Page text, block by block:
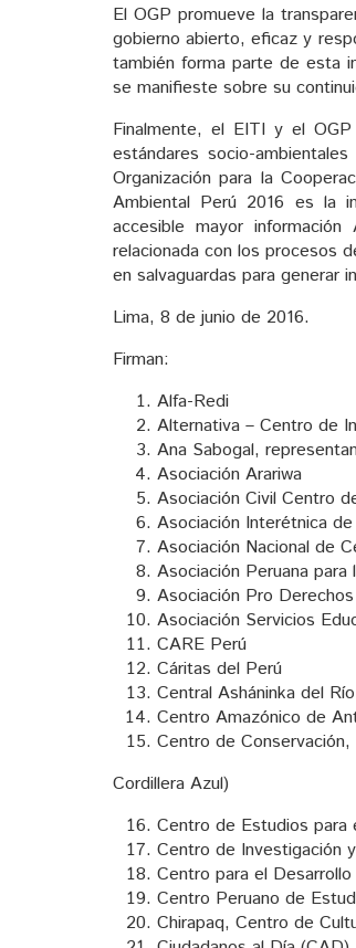
El OGP promueve la
gobierno abierto, eficaz y
también forma parte de esta
se manifieste sobre su
Finalmente, el EITI y el
estándares socio-
Organización para la
Ambiental Perú 2016 es la
accesible mayor
relacionada con los procesos
en salvaguardas para generar
Lima, 8 de junio de 2016.
Firman:
Alfa-Redi
Alternativa – Centro de
Ana Sabogal,
Asociación Arariwa
Asociación Civil Centro
Asociación Interétnica
Asociación Nacional de
Asociación Peruana
Asociación Pro
Asociación Servicios
CARE Perú
Cáritas del Perú
Central Asháninka del
Centro Amazónico de
Centro de
Cordillera Azul)
Centro de Estudios para
Centro de Investigación
Centro para el
Centro Peruano de
Chirapaq, Centro de